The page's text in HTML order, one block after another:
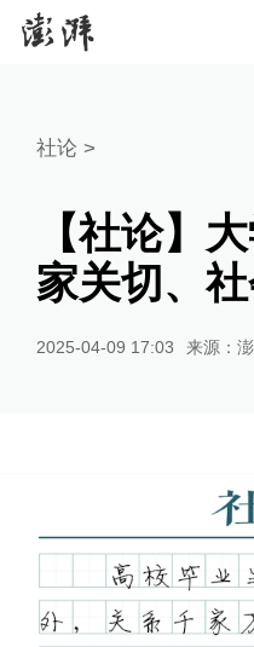
社论 >
【社论】
家关切、
2025-04-09 17:03 来源：